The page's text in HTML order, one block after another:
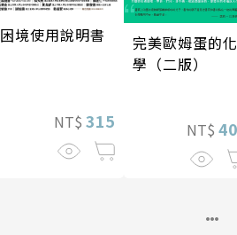
困境使用說明書
NT$ 315
完美歐姆蛋的化
學（二版）
NT$